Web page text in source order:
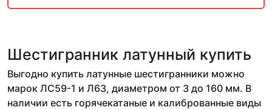
Шестигранник латунный купить
Выгодно купить латунные шестигранники можно
марок ЛС59-1 и Л63, диаметром от 3 до 160 мм. В
наличии есть горячекатаные и калиброванные виды